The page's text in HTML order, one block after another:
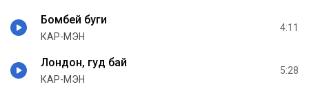
Бомбей буги
КАР-МЭН
4:11
Лондон, гуд бай
КАР-МЭН
5:28